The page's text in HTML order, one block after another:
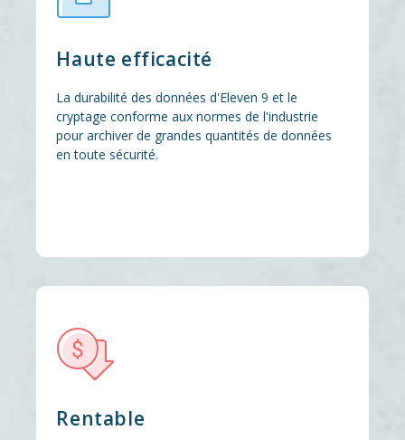
Haute efficacité
La durabilité des données d'Eleven 9 et le
cryptage conforme aux normes de l'industrie
pour archiver de grandes quantités de données
en toute sécurité.
Rentable